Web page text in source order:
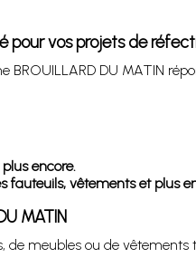
pour vos projets de
BROUILLARD DU MATIN
encore.
fauteuils, vêtements et plus
MATIN
meubles ou de